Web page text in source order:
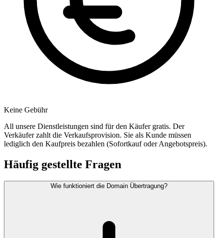
Keine Gebühr
All unsere Dienstleistungen sind für den Käufer gratis. Der
Verkäufer zahlt die Verkaufsprovision. Sie als Kunde müssen
lediglich den Kaufpreis bezahlen (Sofortkauf oder Angebotspreis).
Häufig gestellte Fragen
Wie funktioniert die Domain Übertragung?